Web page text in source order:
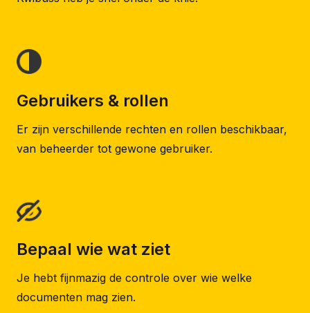
Gebruikers & rollen
Er zijn verschillende rechten en rollen beschikbaar,
van beheerder tot gewone gebruiker.
Bepaal wie wat ziet
Je hebt fijnmazig de controle over wie welke
documenten mag zien.